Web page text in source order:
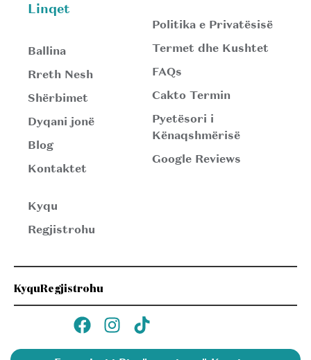
Linqet
Ballina
Rreth Nesh
Shërbimet
Dyqani jonë
Blog
Kontaktet
Kyqu
Regjistrohu
Politika e Privatësisë
Termet dhe Kushtet
FAQs
Cakto Termin
Pyetësori i
Kënaqshmërisë
Google Reviews
KyquRegjistrohu